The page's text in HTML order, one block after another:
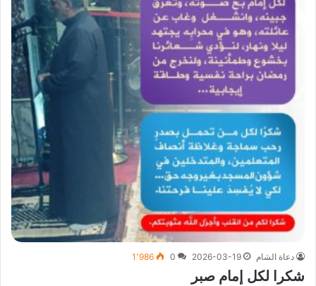
دعاة الشام 2026-03-19
0 1٬986
شكرا لكل إمام صبر